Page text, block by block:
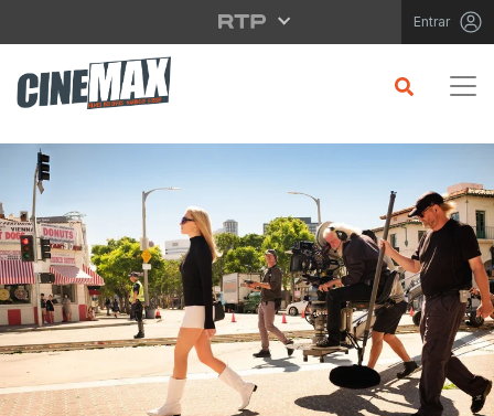
Saltar para o conteúdo principal Entrar